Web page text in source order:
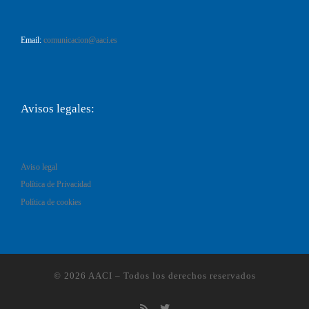
Email: comunicacion@aaci.es
Avisos legales:
Aviso legal
Política de Privacidad
Política de cookies
© 2026 AACI – Todos los derechos reservados